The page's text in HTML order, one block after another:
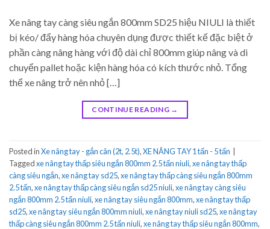
Xe nâng tay càng siêu ngắn 800mm SD25 hiệu NIULI là thiết
bị kéo/ đẩy hàng hóa chuyên dụng được thiết kế đặc biệt ở
phần càng nâng hàng với độ dài chỉ 800mm giúp nâng và di
chuyển pallet hoặc kiện hàng hóa có kích thước nhỏ. Tổng
thể xe nâng trở nên nhỏ […]
CONTINUE READING →
Posted inXe nâng tay - gắn cân (2t, 2.5t),XE NÂNG TAY 1 tấn - 5 tấn
Taggedxe nâng tay thấp siêu ngắn 800mm 2.5 tấn niuli,xe nâng tay thấp
càng siêu ngắn,xe nâng tay sd25,xe nâng tay thấp càng siêu ngắn 800mm
2.5 tấn,xe nâng tay thấp càng siêu ngắn sd25 niuli,xe nâng tay càng siêu
ngắn 800mm 2.5 tấn niuli,xe nâng tay siêu ngắn 800mm,xe nâng tay thấp
sd25,xe nâng tay siêu ngắn 800mm niuli,xe nâng tay niuli sd25,xe nâng tay
thấp càng siêu ngắn 800mm 2.5 tấn niuli,xe nâng tay thấp siêu ngắn 800mm,